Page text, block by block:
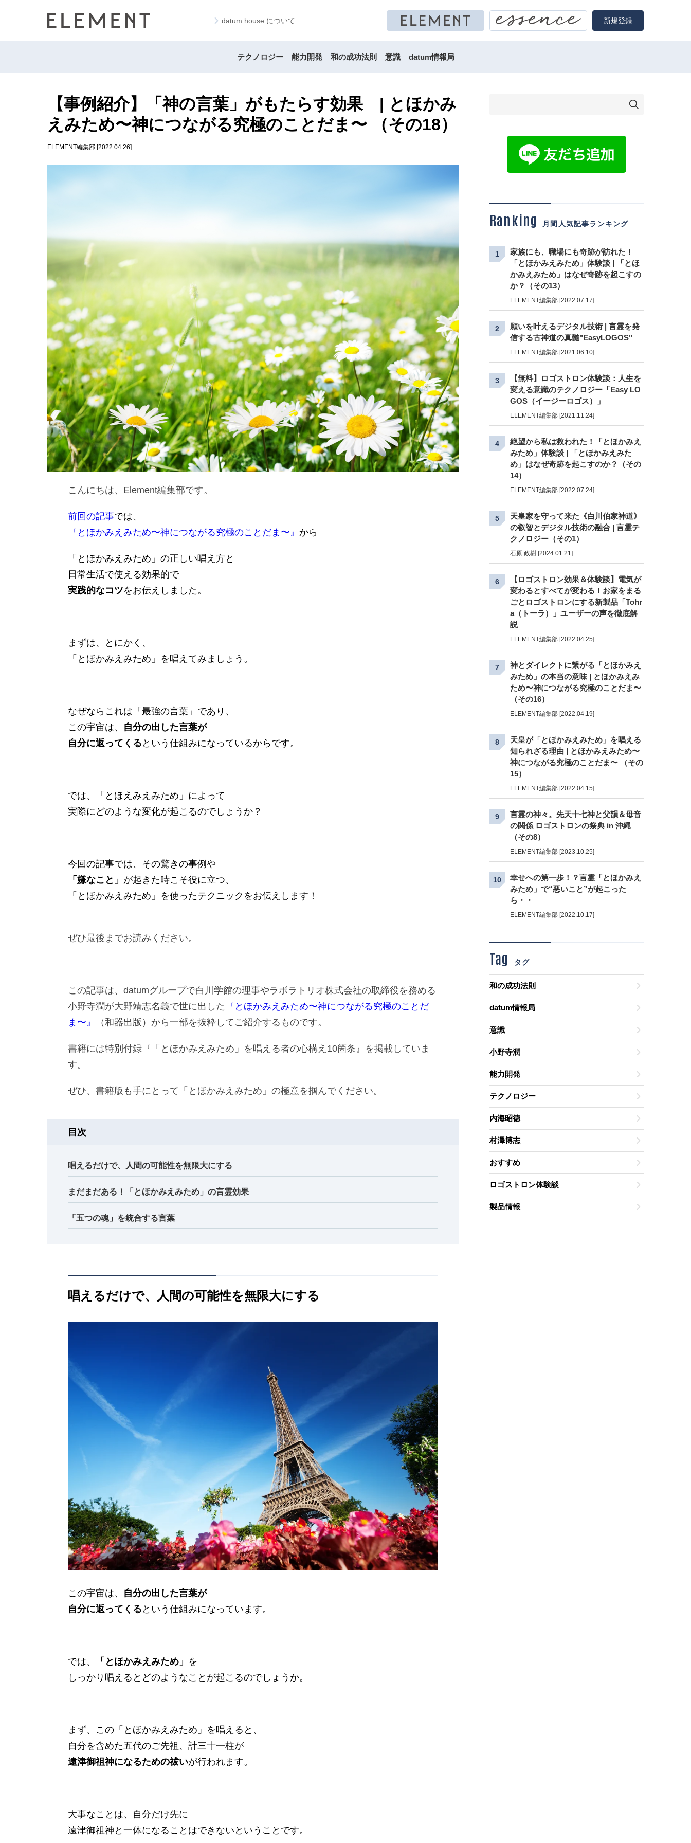
datum house について 新規登録
テクノロジー 能力開発 和の成功法則 意識 datum情報局
【事例紹介】「神の言葉」がもたらす効果 | とほかみ
えみため〜神につながる究極のことだま〜 （その18）
ELEMENT編集部 [2022.04.26]
こんにちは、Element編集部です。
前回の記事では、
『とほかみえみため〜神につながる究極のことだま〜』 から
「とほかみえみため」の正しい唱え方と
日常生活で使える効果的で
実践的なコツをお伝えしました。
まずは、とにかく、
「とほかみえみため」を唱えてみましょう。
なぜならこれは「最強の言葉」であり、
この宇宙は、 自分の出した言葉が
自分に返ってくる という仕組みになっているからです。
では、「とほえみえみため」によって
実際にどのような変化が起こるのでしょうか？
今回の記事では、その驚きの事例や
「嫌なこと」 が起きた時こそ役に立つ、
「とほかみえみため」を使ったテクニックをお伝えします！
ぜひ最後までお読みください。
この記事は、datumグループで白川学館の理事やラボラトリオ株式会社の取締役を務める
小野寺潤が大野靖志名義で世に出した 『とほかみえみため〜神につながる究極のことだ
ま〜』
（和器出版）から一部を抜粋してご紹介するものです。
書籍には特別付録『「とほかみえみため」を唱える者の心構え10箇条』を掲載していま
す。
ぜひ、書籍版も手にとって「とほかみえみため」の極意を掴んでください。
目次
唱えるだけで、人間の可能性を無限大にする
まだまだある！「とほかみえみため」の言霊効果
「五つの魂」を統合する言葉
唱えるだけで、人間の可能性を無限大にする
この宇宙は、 自分の出した言葉が
自分に返ってくる という仕組みになっています。
では、 「とほかみえみため」 を
しっかり唱えるとどのようなことが起こるのでしょうか。
まず、この「とほかみえみため」を唱えると、
自分を含めた五代のご先祖、計三十一柱が
遠津御祖神になるための祓いが行われます。
大事なことは、自分だけ先に
遠津御祖神と一体になることはできないということです。
Ranking 月間人気記事ランキング
1
家族にも、職場にも奇跡が訪れた！
「とほかみえみため」体験談 | 「とほ
かみえみため」はなぜ奇跡を起こすの
か？（その13）
ELEMENT編集部 [2022.07.17]
2
願いを叶えるデジタル技術 | 言霊を発
信する古神道の真髄"EasyLOGOS"
ELEMENT編集部 [2021.06.10]
3
【無料】ロゴストロン体験談：人生を
変える意識のテクノロジー「Easy LO
GOS（イージーロゴス）」
ELEMENT編集部 [2021.11.24]
4
絶望から私は救われた！「とほかみえ
みため」体験談 | 「とほかみえみた
め」はなぜ奇跡を起こすのか？（その
14）
ELEMENT編集部 [2022.07.24]
5
天皇家を守って来た《白川伯家神道》
の叡智とデジタル技術の融合 | 言霊テ
クノロジー（その1）
石原 政樹 [2024.01.21]
6
【ロゴストロン効果＆体験談】電気が
変わるとすべてが変わる！お家をまる
ごとロゴストロンにする新製品「Tohr
a（トーラ）」ユーザーの声を徹底解
説
ELEMENT編集部 [2022.04.25]
7
神とダイレクトに繋がる「とほかみえ
みため」の本当の意味 | とほかみえみ
ため〜神につながる究極のことだま〜
（その16）
ELEMENT編集部 [2022.04.19]
8
天皇が「とほかみえみため」を唱える
知られざる理由 | とほかみえみため〜
神につながる究極のことだま〜 （その
15）
ELEMENT編集部 [2022.04.15]
9
言霊の神々。先天十七神と父韻＆母音
の関係 ロゴストロンの祭典 in 沖縄
（その8）
ELEMENT編集部 [2023.10.25]
10
幸せへの第一歩！？言霊「とほかみえ
みため」で“悪いこと”が起こった
ら・・
ELEMENT編集部 [2022.10.17]
Tag タグ
和の成功法則
datum情報局
意識
小野寺潤
能力開発
テクノロジー
内海昭徳
村澤博志
おすすめ
ロゴストロン体験談
製品情報